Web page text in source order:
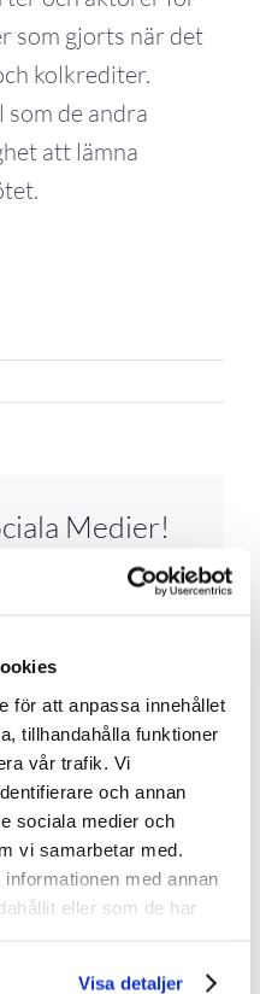
för att anpassa innehållet
tillhandahålla funktioner
vår trafik. Vi
och annan
sociala medier och
vi samarbetar med.
med annan
eller som de har
Visa detaljer
som gjorts när det
kolkrediter.
som de andra
att lämna
Medier!
Vk Xing E-
post